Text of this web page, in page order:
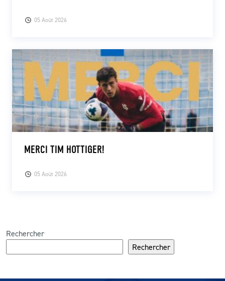
05 Août 2026
05 Août 2026
MERCI TIM HOTTIGER!
Rechercher
Rechercher